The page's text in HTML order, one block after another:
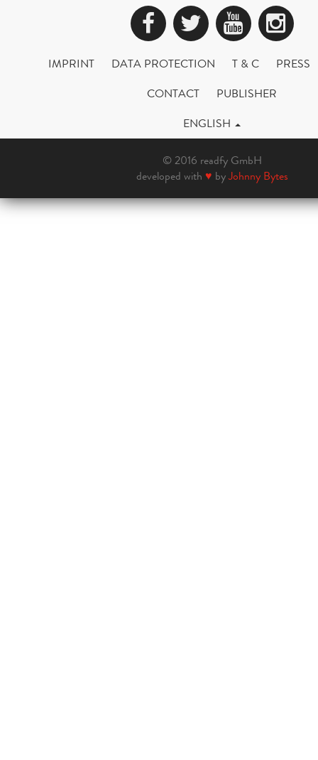
Facebook
Twitter
IMPRINT DATA PROTECTION T & C
PRESS
CONTACT
PUBLISHER
ENGLISH
© 2016 readfy GmbH
developed with ♥ byJohnny Bytes